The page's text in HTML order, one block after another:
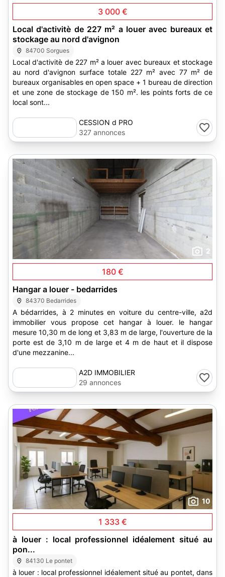
3 000 €
Local d'activitè de 227 m² a louer avec bureaux et
stockage au nord d'avignon
84700 Sorgues
Local d'activitè de 227 m² a louer avec bureaux et stockage
au nord d'avignon surface totale 227 m² avec 77 m² de
bureaux organisables en open space + 1 bureau de direction
et une zone de stockage de 150 m². les points forts de ce
local sont...
CESSION d PRO
327 annonces
2
180 €
Hangar a louer - bedarrides
84370 Bedarrides
A bédarrides, à 2 minutes en voiture du centre-ville, a2d
immobilier vous propose cet hangar à louer. le hangar
mesure 10,30 m de long et 3,83 m de large, l'ouverture de la
porte est de 3,10 m de large et 4 m de haut et il dispose
d'une mezzanine...
A2D IMMOBILIER
29 annonces
10
1 333 €
à louer : local professionnel idéalement situé au
pon...
84130 Le pontet
à louer : local professionnel idéalement situé au pontet, dans